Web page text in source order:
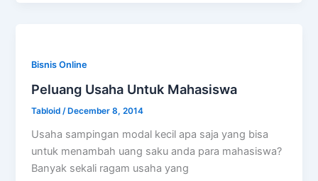
Bisnis Online
Peluang Usaha Untuk Mahasiswa
Tabloid/ December 8, 2014
Usaha sampingan modal kecil apa saja yang bisa
untuk menambah uang saku anda para mahasiswa?
Banyak sekali ragam usaha yang